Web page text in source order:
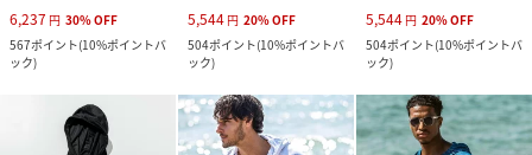
6,237 円 30%OFF
567ポイント(10%ポイントバ
ック)
5,544 円 20%OFF
504ポイント(10%ポイントバ
ック)
5,544 円 20%OFF
504ポイント(10%ポイントバ
ック)